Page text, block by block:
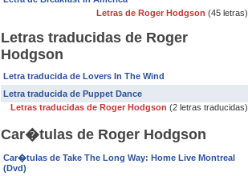
Letras de Roger Hodgson (45 letras)
Letras traducidas de Roger
Hodgson
Letra traducida de Lovers In The Wind
Letra traducida de Puppet Dance
Letras traducidas de Roger Hodgson (2 letras traducidas)
Car�tulas de Roger Hodgson
Car�tulas de Take The Long Way: Home Live Montreal
(Dvd)